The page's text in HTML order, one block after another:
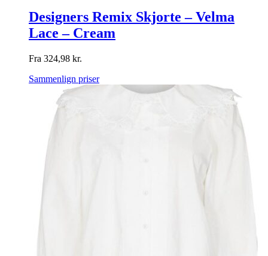
Designers Remix Skjorte – Velma
Lace – Cream
Fra 324,98 kr.
Sammenlign priser